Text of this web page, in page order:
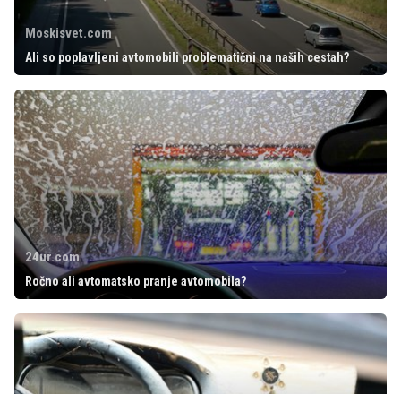
Moskisvet.com
Ali so poplavljeni avtomobili problematični na naših cestah?
24ur.com
Ročno ali avtomatsko pranje avtomobila?